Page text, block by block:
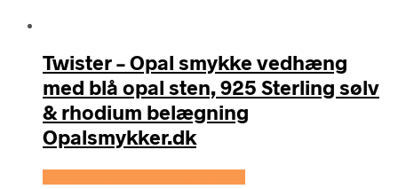
Twister – Opal smykke vedhæng
med blå opal sten, 925 Sterling sølv
& rhodium belægning
Opalsmykker.dk